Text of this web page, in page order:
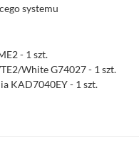
systemu
- 1 szt.
White G74027 - 1 szt.
KAD7040EY - 1 szt.